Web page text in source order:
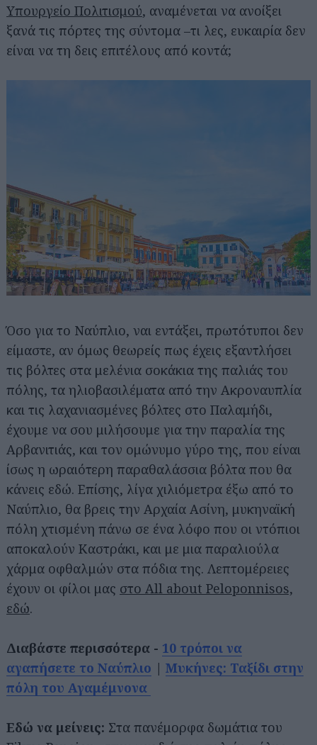
Υπουργείο Πολιτισμού, αναμένεται να ανοίξει
ξανά τις πόρτες της σύντομα –τι λες, ευκαιρία δεν
είναι να τη δεις επιτέλους από κοντά;
Όσο για το Ναύπλιο, ναι εντάξει, πρωτότυποι δεν
είμαστε, αν όμως θεωρείς πως έχεις εξαντλήσει
τις βόλτες στα μελένια σοκάκια της παλιάς του
πόλης, τα ηλιοβασιλέματα από την Ακροναυπλία
και τις λαχανιασμένες βόλτες στο Παλαμήδι,
έχουμε να σου μιλήσουμε για την παραλία της
Αρβανιτιάς, και τον ομώνυμο γύρο της, που είναι
ίσως η ωραιότερη παραθαλάσσια βόλτα που θα
κάνεις εδώ. Επίσης, λίγα χιλιόμετρα έξω από το
Ναύπλιο, θα βρεις την Αρχαία Ασίνη, μυκηναϊκή
πόλη χτισμένη πάνω σε ένα λόφο που οι ντόπιοι
αποκαλούν Καστράκι, και με μια παραλιούλα
χάρμα οφθαλμών στα πόδια της. Λεπτομέρειες
έχουν οι φίλοι μας στο All about Peloponnisos,
εδώ.
Διαβάστε περισσότερα - 10 τρόποι να
αγαπήσετε το Ναύπλιο | Μυκήνες: Ταξίδι στην
πόλη του Αγαμέμνονα
Εδώ να μείνεις: Στα πανέμορφα δωμάτια του